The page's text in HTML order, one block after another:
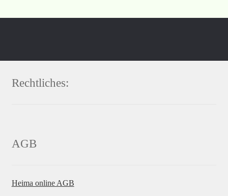
Rechtliches:
AGB
Heima online AGB